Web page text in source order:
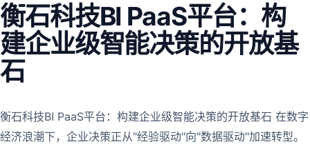
衡石科技BI PaaS平台：构
建企业级智能决策的开放基
石
衡石科技BI PaaS平台：构建企业级智能决策的开放基石 在数字
经济浪潮下，企业决策正从"经验驱动"向"数据驱动"加速转型。